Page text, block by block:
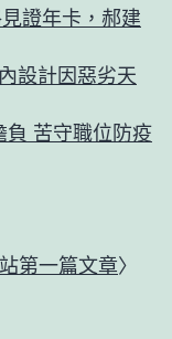
證年卡，郝建
設計因惡劣天
負 苦守職位防疫
第一篇文章〉